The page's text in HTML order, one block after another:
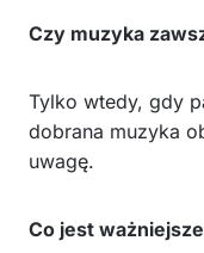
Czy muzyka
Tylko wtedy, gdy
dobrana muzyka
uwagę.
Co jest